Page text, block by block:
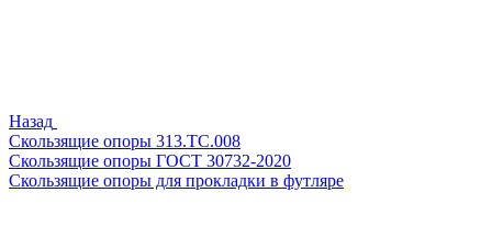
Назад
Скользящие опоры 313.ТС.008
Скользящие опоры ГОСТ 30732-2020
Скользящие опоры для прокладки в футляре